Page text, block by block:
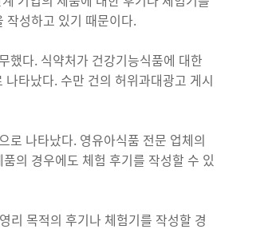
작성하고 있기 때문이다.
했다. 식약처가 건강기능식품에 대한
타났다. 수만 건의 허위과대광고 게시
나타났다. 영유아식품 전문 업체의
의 경우에도 체험 후기를 작성할 수 있
리 목적의 후기나 체험기를 작성할 경